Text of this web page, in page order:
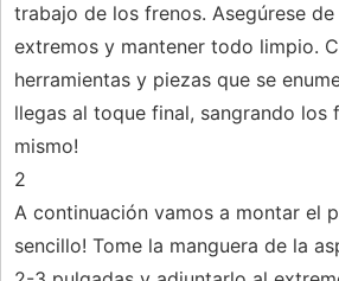
trabajo de los frenos. Asegúrese
extremos y mantener todo limpio.
herramientas y piezas que se
llegas al toque final, sangrando los
mismo!
2
A continuación vamos a montar el
sencillo! Tome la manguera de la